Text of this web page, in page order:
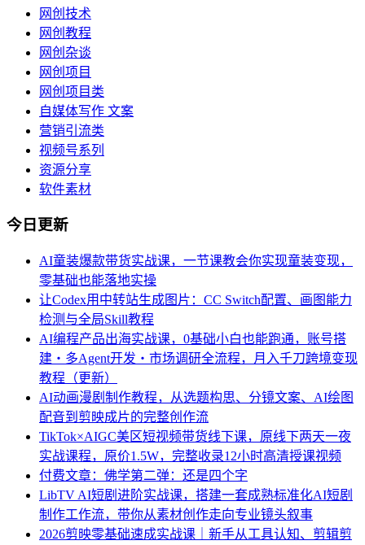
网创技术
网创教程
网创杂谈
网创项目
网创项目类
自媒体写作 文案
营销引流类
视频号系列
资源分享
软件素材
今日更新
AI童装爆款带货实战课，一节课教会你实现童装变现，
零基础也能落地实操
让Codex用中转站生成图片：CC Switch配置、画图能力
检测与全局Skill教程
AI编程产品出海实战课，0基础小白也能跑通，账号搭
建・多Agent开发・市场调研全流程，月入千刀跨境变现
教程（更新）
AI动画漫剧制作教程，从选题构思、分镜文案、AI绘图
配音到剪映成片的完整创作流
TikTok×AIGC美区短视频带货线下课，原线下两天一夜
实战课程，原价1.5W，完整收录12小时高清授课视频
付费文章：佛学第二弹：还是四个字
LibTV AI短剧进阶实战课，搭建一套成熟标准化AI短剧
制作工作流，带你从素材创作走向专业镜头叙事
2026剪映零基础速成实战课｜新手从工具认知、剪辑剪